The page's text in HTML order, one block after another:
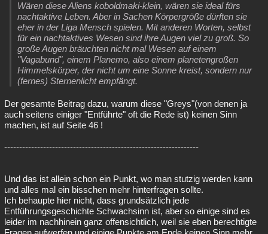
Wären diese Aliens koboldmaki-klein, wären sie ideal fürs
nachtaktive Leben. Aber in Sachen Körpergröße dürften sie
eher in der Liga Mensch spielen. Mit anderen Worten, selbst
für ein nachtaktives Wesen sind ihre Augen viel zu groß. So
große Augen bräuchten nicht mal Wesen auf einem
"Vagabund", einem Planemo, also einem planetengroßen
Himmelskörper, der nicht um eine Sonne kreist, sondern nur
(fernes) Sternenlicht empfängt.
Der gesamte Beitrag dazu, warum diese "Greys"(von denen ja
auch seitens einiger "Entführte" oft die Rede ist) keinen Sinn
machen, ist auf Seite 46 !
-----------------------------------------------------------------
Und das ist allein schon ein Punkt, wo man stutzig werden kann
und alles mal ein bisschen mehr hinterfragen sollte.
Ich behaupte hier nicht, dass grundsätzlich jede
Entführungsgeschichte Schwachsinn ist, aber so einige sind es
leider im nachhinein ganz offensichtlich, weil sie eben berechtigte